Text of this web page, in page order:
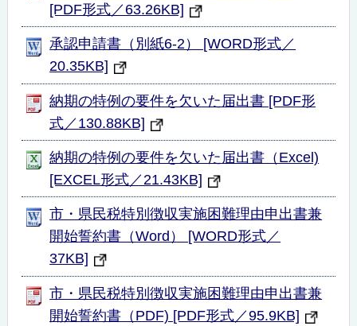
[PDF形式／63.26KB]
承認申請書（別紙6-2） [WORD形式／
20.35KB]
納期の特例の要件を欠いた届出書 [PDF形
式／130.88KB]
納期の特例の要件を欠いた届出書（Excel)
[EXCEL形式／21.43KB]
市・県民税特別徴収実施困難理由申出書兼
開始誓約書（Word） [WORD形式／
37KB]
市・県民税特別徴収実施困難理由申出書兼
開始誓約書（PDF) [PDF形式／95.9KB]